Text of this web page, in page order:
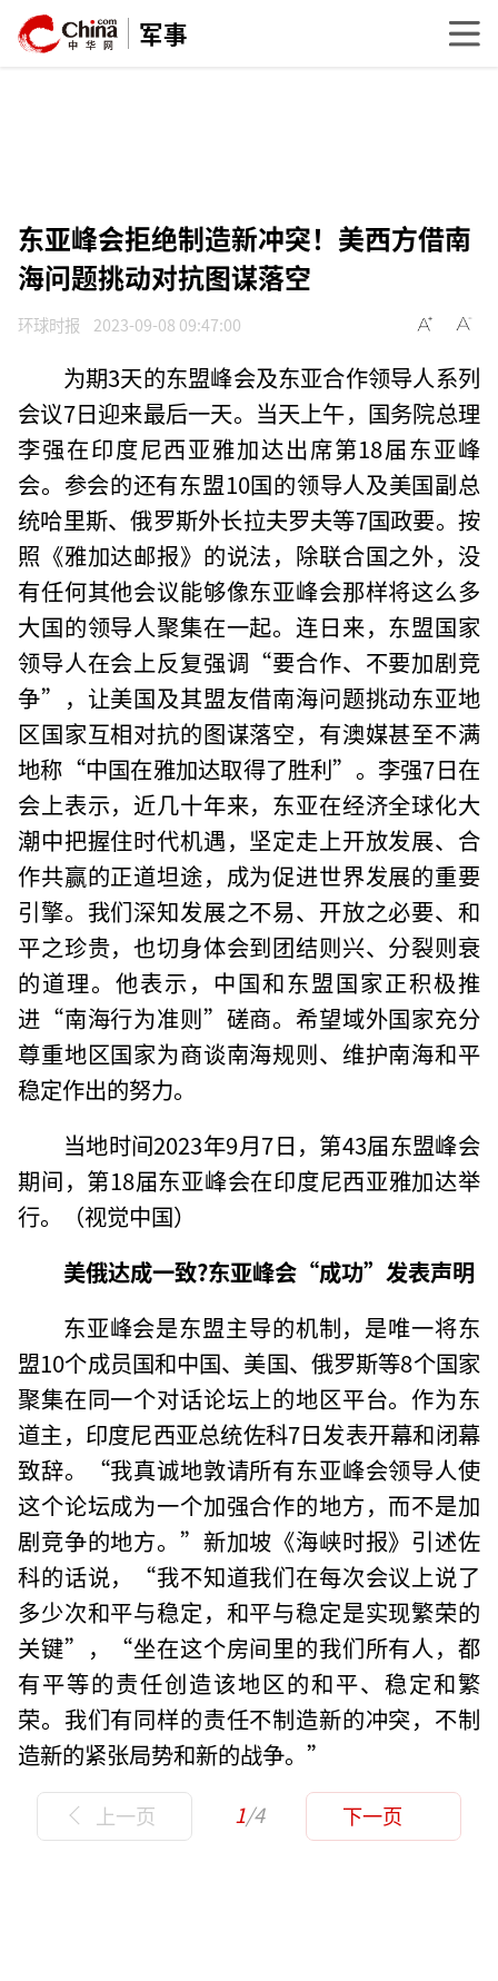
军事
东亚峰会拒绝制造新冲突！美西方借南
海问题挑动对抗图谋落空
环球时报 2023-09-08 09:47:00
为期3天的东盟峰会及东亚合作领导人系列
会议7日迎来最后一天。当天上午，国务院总理
李强在印度尼西亚雅加达出席第18届东亚峰
会。参会的还有东盟10国的领导人及美国副总
统哈里斯、俄罗斯外长拉夫罗夫等7国政要。按
照《雅加达邮报》的说法，除联合国之外，没
有任何其他会议能够像东亚峰会那样将这么多
大国的领导人聚集在一起。连日来，东盟国家
领导人在会上反复强调“要合作、不要加剧竞
争”，让美国及其盟友借南海问题挑动东亚地
区国家互相对抗的图谋落空，有澳媒甚至不满
地称“中国在雅加达取得了胜利”。李强7日在
会上表示，近几十年来，东亚在经济全球化大
潮中把握住时代机遇，坚定走上开放发展、合
作共赢的正道坦途，成为促进世界发展的重要
引擎。我们深知发展之不易、开放之必要、和
平之珍贵，也切身体会到团结则兴、分裂则衰
的道理。他表示，中国和东盟国家正积极推
进“南海行为准则”磋商。希望域外国家充分
尊重地区国家为商谈南海规则、维护南海和平
稳定作出的努力。
当地时间2023年9月7日，第43届东盟峰会
期间，第18届东亚峰会在印度尼西亚雅加达举
行。（视觉中国）
美俄达成一致?东亚峰会“成功”发表声明
东亚峰会是东盟主导的机制，是唯一将东
盟10个成员国和中国、美国、俄罗斯等8个国家
聚集在同一个对话论坛上的地区平台。作为东
道主，印度尼西亚总统佐科7日发表开幕和闭幕
致辞。“我真诚地敦请所有东亚峰会领导人使
这个论坛成为一个加强合作的地方，而不是加
剧竞争的地方。”新加坡《海峡时报》引述佐
科的话说，“我不知道我们在每次会议上说了
多少次和平与稳定，和平与稳定是实现繁荣的
关键”，“坐在这个房间里的我们所有人，都
有平等的责任创造该地区的和平、稳定和繁
荣。我们有同样的责任不制造新的冲突，不制
造新的紧张局势和新的战争。”
上一页 1/4 下一页